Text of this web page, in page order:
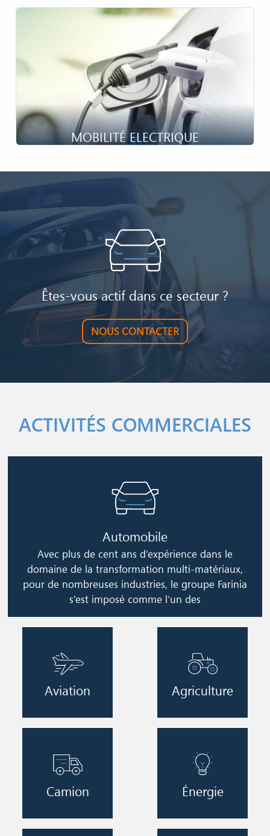
L’allègement est clé...
MOBILITÉ ELECTRIQUE
Présent et futur...
Image
Êtes-vous actif dans ce secteur ?
NOUS CONTACTER
ACTIVITÉS COMMERCIALES
Automobile
Avec plus de cent ans d’expérience dans le
domaine de la transformation multi-matériaux,
pour de nombreuses industries, le groupe Farinia
s’est imposé comme l'un des
Image
Aviation
Image
Agriculture
Image
Camion Énergie